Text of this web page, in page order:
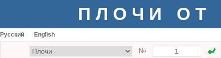
ПЛОЧИ ОТ
Русский English
№